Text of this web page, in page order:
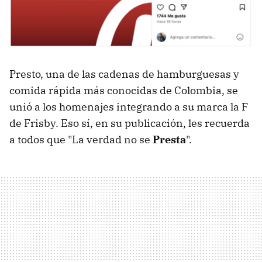
Presto, una de las cadenas de hamburguesas y
comida rápida más conocidas de Colombia, se
unió a los homenajes integrando a su marca la F
de Frisby. Eso sí, en su publicación, les recuerda
a todos que "La verdad no se Presta".